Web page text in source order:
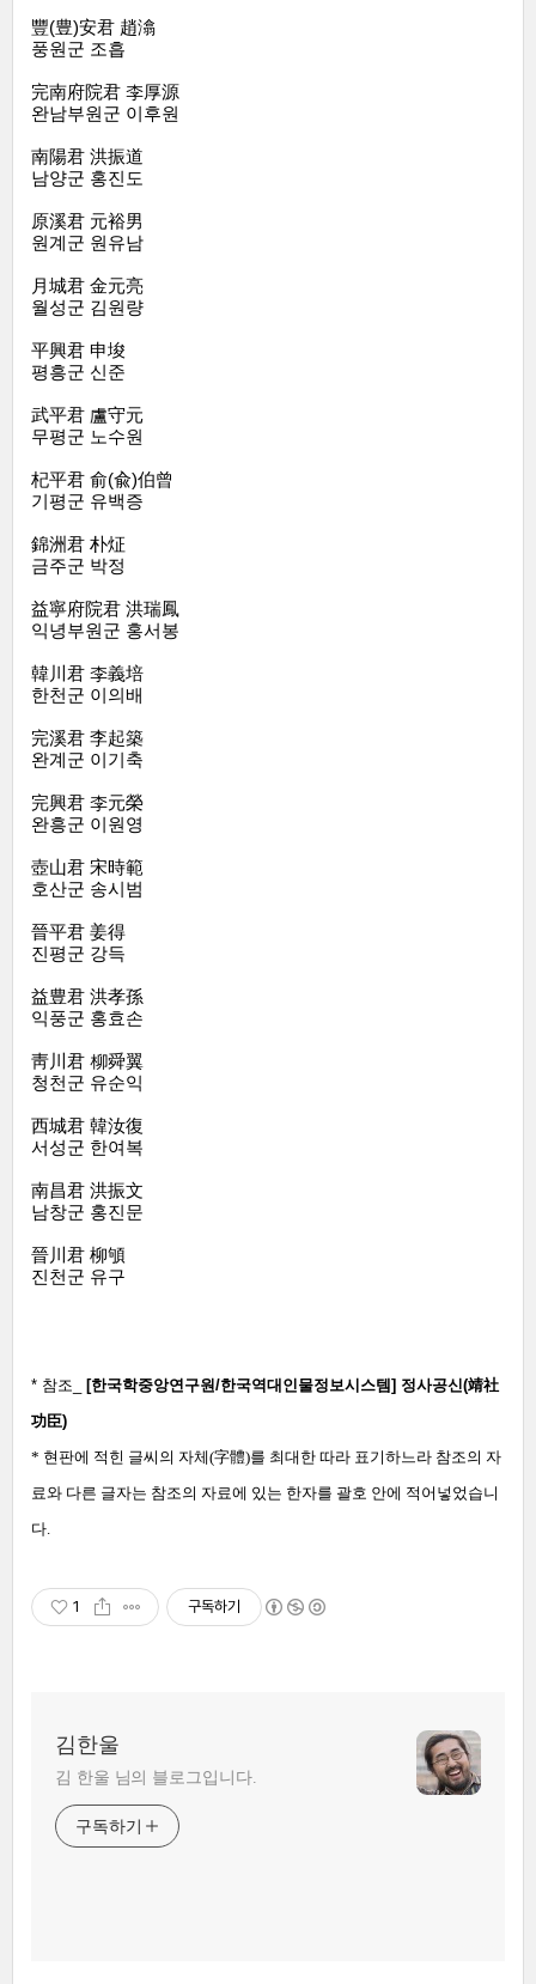
豐(豊)安君 趙潝
풍원군 조흡
完南府院君 李厚源
완남부원군 이후원
南陽君 洪振道
남양군 홍진도
原溪君 元裕男
원계군 원유남
月城君 金元亮
월성군 김원량
平興君 申埈
평흥군 신준
武平君 盧守元
무평군 노수원
杞平君 俞(兪)伯曾
기평군 유백증
錦洲君 朴炡
금주군 박정
益寧府院君 洪瑞鳳
익녕부원군 홍서봉
韓川君 李義培
한천군 이의배
完溪君 李起築
완계군 이기축
完興君 李元榮
완흥군 이원영
壺山君 宋時範
호산군 송시범
晉平君 姜得
진평군 강득
益豊君 洪孝孫
익풍군 홍효손
靑川君 柳舜翼
청천군 유순익
西城君 韓汝復
서성군 한여복
南昌君 洪振文
남창군 홍진문
晉川君 柳䪷
진천군 유구
* 참조_
[한국학중앙연구원/한국역대인물정보시스템] 정사공신(靖社
功臣)
* 현판에 적힌 글씨의 자체(字體)를 최대한 따라 표기하느라 참조의 자
료와 다른 글자는 참조의 자료에 있는 한자를 괄호 안에 적어넣었습니
다.
1 구독하기
김한울
김 한울 님의 블로그입니다.
구독하기